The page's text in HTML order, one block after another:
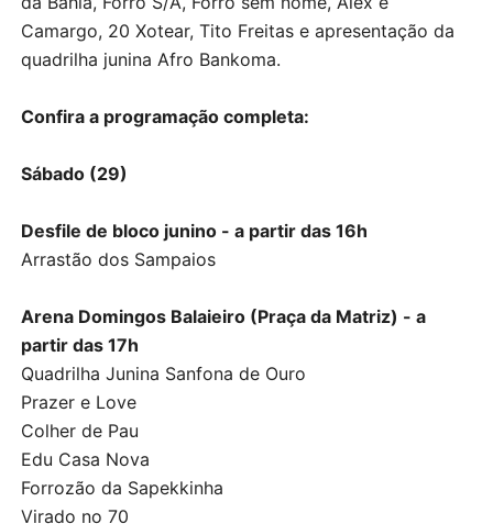
Camargo, 20 Xotear, Tito Freitas e apresentação da
quadrilha junina Afro Bankoma.
Confira a programação completa:
Sábado (29)
Desfile de bloco junino - a partir das 16h
Arrastão dos Sampaios
Arena Domingos Balaieiro (Praça da Matriz) - a
partir das 17h
Quadrilha Junina Sanfona de Ouro
Prazer e Love
Colher de Pau
Edu Casa Nova
Forrozão da Sapekkinha
Virado no 70